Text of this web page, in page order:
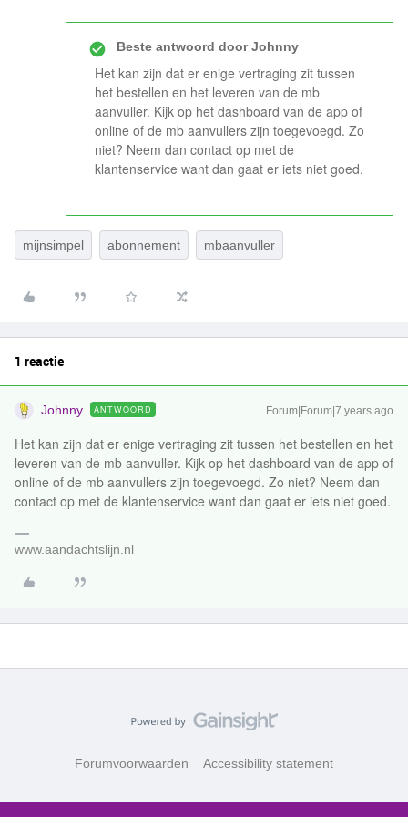
Beste antwoord doorJohnny
Het kan zijn dat er enige vertraging zit tussen
het bestellen en het leveren van de mb
aanvuller. Kijk op het dashboard van de app of
online of de mb aanvullers zijn toegevoegd. Zo
niet? Neem dan contact op met de
klantenservice want dan gaat er iets niet goed.
mijnsimpel abonnement mbaanvuller
1 reactie
Johnny ANTWOORD Forum|Forum|7 years ago
Het kan zijn dat er enige vertraging zit tussen het bestellen en het
leveren van de mb aanvuller. Kijk op het dashboard van de app of
online of de mb aanvullers zijn toegevoegd. Zo niet? Neem dan
contact op met de klantenservice want dan gaat er iets niet goed.
www.aandachtslijn.nl
Forumvoorwaarden Accessibility statement